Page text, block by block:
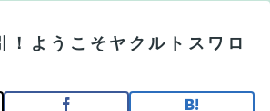
！ようこそヤクルトスワロ